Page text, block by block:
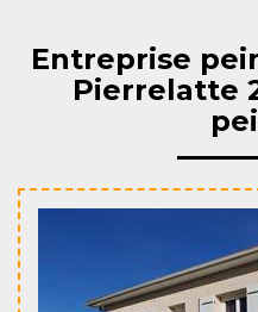
Entreprise
Pierrelatte